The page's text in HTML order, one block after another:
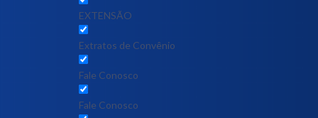
EXTENSÃO
Extratos de Convênio
Fale Conosco
Fale Conosco